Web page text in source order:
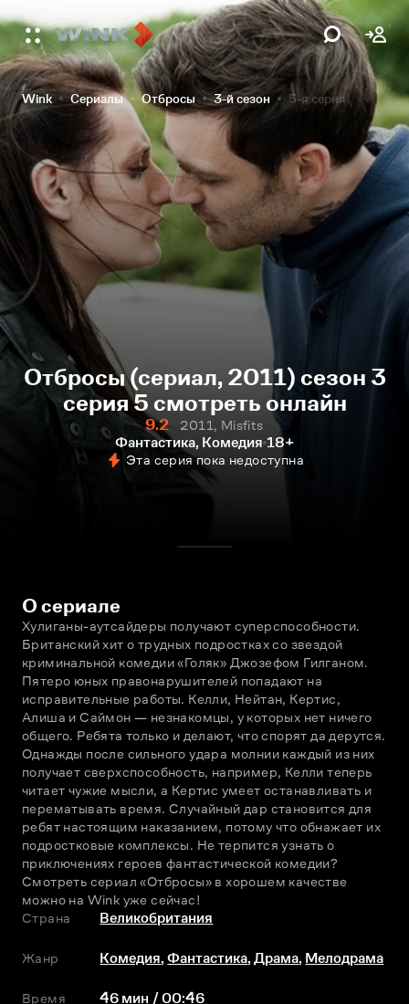
Wink Сериалы Отбросы 3-й сезон 5-я серия
Отбросы (сериал, 2011) сезон 3
серия 5 смотреть онлайн
9.2
2011, Misfits
Фантастика, Комедия 18+
Эта серия пока недоступна
О сериале
Хулиганы-аутсайдеры получают суперспособности.
Британский хит о трудных подростках со звездой
криминальной комедии «Голяк» Джозефом Гилганом.
Пятеро юных правонарушителей попадают на
исправительные работы. Келли, Нейтан, Кертис,
Алиша и Саймон — незнакомцы, у которых нет ничего
общего. Ребята только и делают, что спорят да дерутся.
Однажды после сильного удара молнии каждый из них
получает сверхспособность, например, Келли теперь
читает чужие мысли, а Кертис умеет останавливать и
перематывать время. Случайный дар становится для
ребят настоящим наказанием, потому что обнажает их
подростковые комплексы. Не терпится узнать о
приключениях героев фантастической комедии?
Смотреть сериал «Отбросы» в хорошем качестве
можно на Wink уже сейчас!
Страна
Великобритания
Жанр Комедия,Фантастика,Драма, Мелодрама
Время 46 мин / 00:46